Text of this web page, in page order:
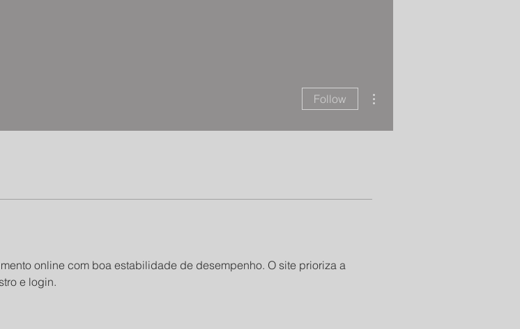
online com boa estabilidade de desempenho. O site prioriza a
e login.
Follow